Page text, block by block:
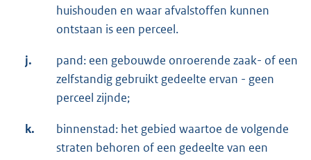
huishouden en waar afvalstoffen kunnen
ontstaan is een perceel.
j.
pand: een gebouwde onroerende zaak- of een
zelfstandig gebruikt gedeelte ervan - geen
perceel zijnde;
k.
binnenstad: het gebied waartoe de volgende
straten behoren of een gedeelte van een